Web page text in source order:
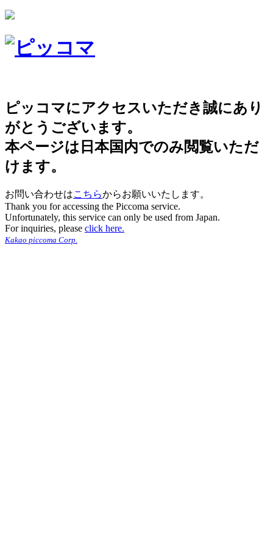
ピッコマにアクセスいただき誠にあり
がとうございます。
本ページは日本国内でのみ閲覧いただ
けます。
お問い合わせはこちらからお願いいたします。
Thank you for accessing the Piccoma service.
Unfortunately, this service can only be used from Japan.
For inquiries, please click here.
Kakao piccoma Corp.